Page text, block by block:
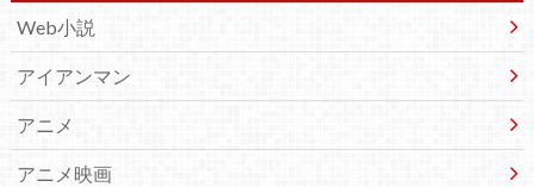
Web小説
アイアンマン
アニメ
アニメ映画